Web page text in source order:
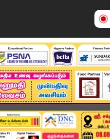
தமிழ்நாடு சினிமா